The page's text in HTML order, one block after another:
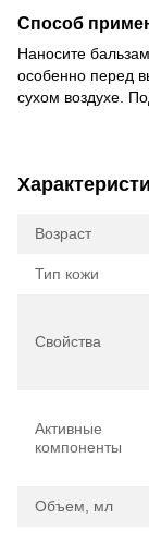
Способ
Наносите
особенно перед
сухом воздухе.
Возраст
Тип кожи
Свойства
Активные
компоненты
Объем, мл